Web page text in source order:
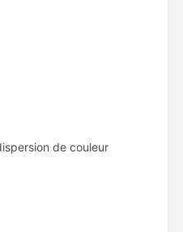
de couleur